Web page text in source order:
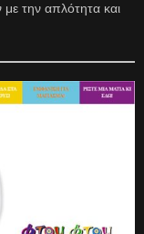
με την απλότητα και